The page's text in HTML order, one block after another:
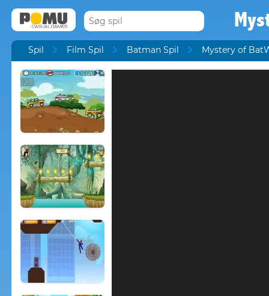
Spil Film Spil Batman Spil Mystery of